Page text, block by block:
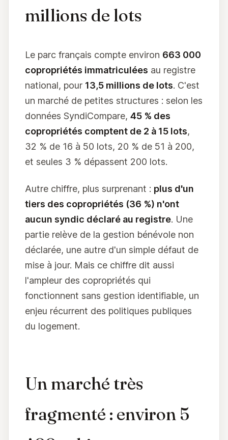
millions de lots
Le parc français compte environ 663 000
copropriétés immatriculées au registre
national, pour 13,5 millions de lots. C'est
un marché de petites structures : selon les
données SyndiCompare, 45 % des
copropriétés comptent de 2 à 15 lots,
32 % de 16 à 50 lots, 20 % de 51 à 200,
et seules 3 % dépassent 200 lots.
Autre chiffre, plus surprenant : plus d'un
tiers des copropriétés (36 %) n'ont
aucun syndic déclaré au registre. Une
partie relève de la gestion bénévole non
déclarée, une autre d'un simple défaut de
mise à jour. Mais ce chiffre dit aussi
l'ampleur des copropriétés qui
fonctionnent sans gestion identifiable, un
enjeu récurrent des politiques publiques
du logement.
Un marché très
fragmenté : environ 5